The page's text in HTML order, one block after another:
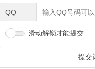
QQ
滑动解锁才能提交